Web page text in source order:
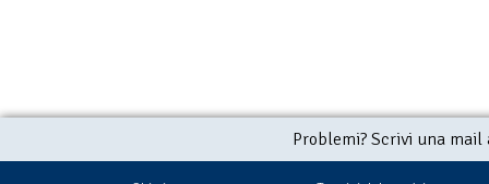
Problemi? Scrivi una